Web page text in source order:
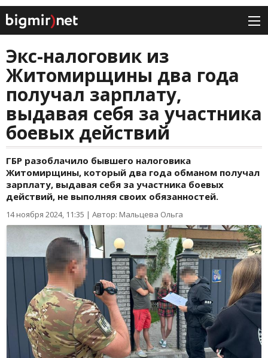
Экс-налоговик из
Житомирщины два года
получал зарплату,
выдавая себя за участника
боевых действий
ГБР разоблачило бывшего налоговика
Житомирщины, который два года обманом получал
зарплату, выдавая себя за участника боевых
действий, не выполняя своих обязанностей.
14 ноября 2024, 11:35 | Автор: Мальцева Ольга